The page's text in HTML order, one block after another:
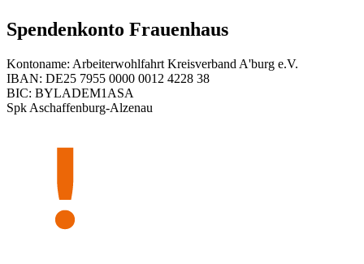
Spendenkonto Frauenhaus
Kontoname: Arbeiterwohlfahrt Kreisverband A'burg e.V.
IBAN: DE25 7955 0000 0012 4228 38
BIC: BYLADEM1ASA
Spk Aschaffenburg-Alzenau